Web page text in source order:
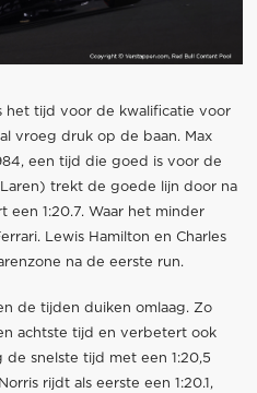
het tijd voor de kwalificatie voor
vroeg druk op de baan. Max
een tijd die goed is voor de
trekt de goede lijn door na
1:20.7. Waar het minder
Lewis Hamilton en Charles
na de eerste run.
de tijden duiken omlaag. Zo
achtste tijd en verbetert ook
snelste tijd met een 1:20,5
rijdt als eerste een 1:20.1,